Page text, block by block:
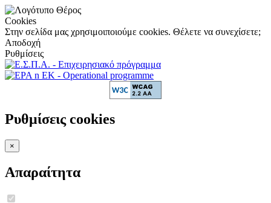
Cookies
Στην σελίδα μας χρησιμοιποιούμε cookies. Θέλετε να συνεχίσετε;
Αποδοχή
Ρυθμίσεις
Ρυθμίσεις cookies
×
Απαραίτητα